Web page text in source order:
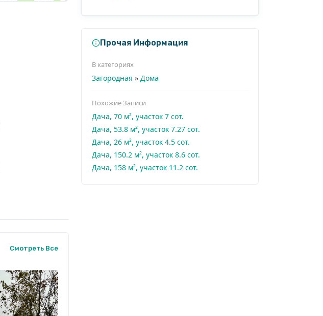
Смотреть Все
Прочая Информация
В категориях
Загородная » Дома
Похожие Записи
Дача, 70 м², участок 7 сот.
Дача, 53.8 м², участок 7.27 сот.
Дача, 26 м², участок 4.5 сот.
Дача, 150.2 м², участок 8.6 сот.
Дача, 158 м², участок 11.2 сот.